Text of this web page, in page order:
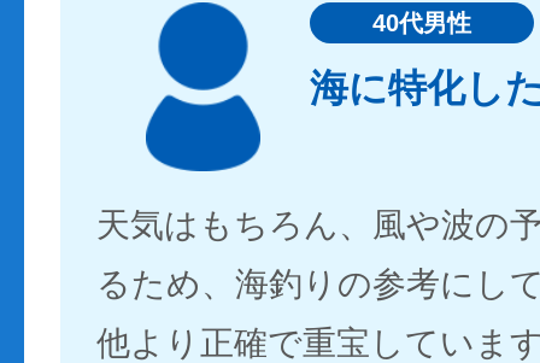
40代男性
海に特化し
天気はもちろん、風や波の
るため、海釣りの参考にし
他より正確で重宝していま